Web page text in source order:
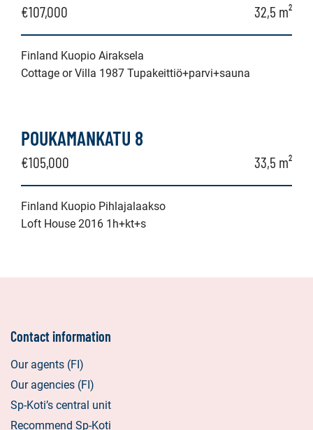
€107,000 32,5 m²
Finland Kuopio Airaksela
Cottage or Villa 1987 Tupakeittiö+parvi+sauna
POUKAMANKATU 8
€105,000 33,5 m²
Finland Kuopio Pihlajalaakso
Loft House 2016 1h+kt+s
Contact information
Our agents (FI)
Our agencies (FI)
Sp-Koti’s central unit
Recommend Sp-Koti